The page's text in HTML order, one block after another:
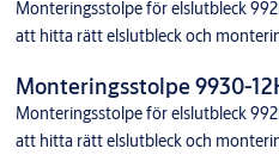
Monteringsstolpe för elslutbleck
att hitta rätt elslutbleck och
Monteringsstolpe 9930-
Monteringsstolpe för elslutbleck
att hitta rätt elslutbleck och